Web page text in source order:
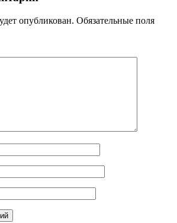
опубликован. Обязательные поля